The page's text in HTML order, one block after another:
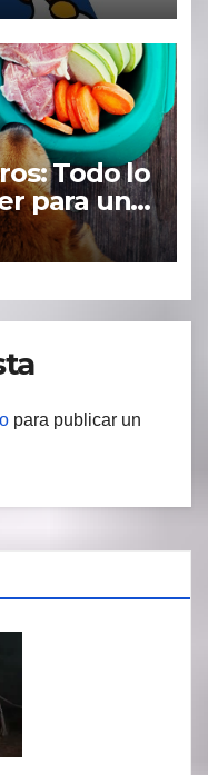
Todo lo
para una
para publicar un